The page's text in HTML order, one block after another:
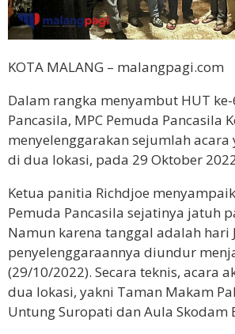
KOTA MALANG – malangpagi.com
Dalam rangka menyambut HUT
Pancasila, MPC Pemuda Pancasila
menyelenggarakan sejumlah
di dua lokasi, pada 29 Oktober
Ketua panitia Richdjoe
Pemuda Pancasila sejatinya jatuh
Namun karena tanggal adalah hari
penyelenggaraannya diundur
(29/10/2022). Secara teknis, acara
dua lokasi, yakni Taman Makam
Untung Suropati dan Aula Skodam